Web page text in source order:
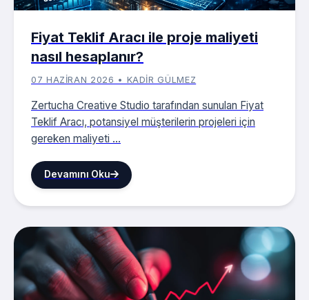
Fiyat Teklif Aracı ile proje maliyeti
nasıl hesaplanır?
07 HAZIRAN 2026 • KADIR GÜLMEZ
Zertucha Creative Studio tarafından sunulan Fiyat
Teklif Aracı, potansiyel müşterilerin projeleri için
gereken maliyeti ...
Devamını Oku